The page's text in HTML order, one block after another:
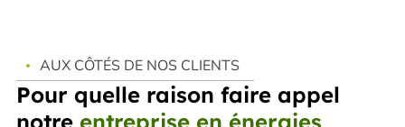
AUX CÔTÉS DE NOS CLIENTS
Pour quelle raison faire appel